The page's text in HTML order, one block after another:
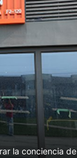
la conciencia de